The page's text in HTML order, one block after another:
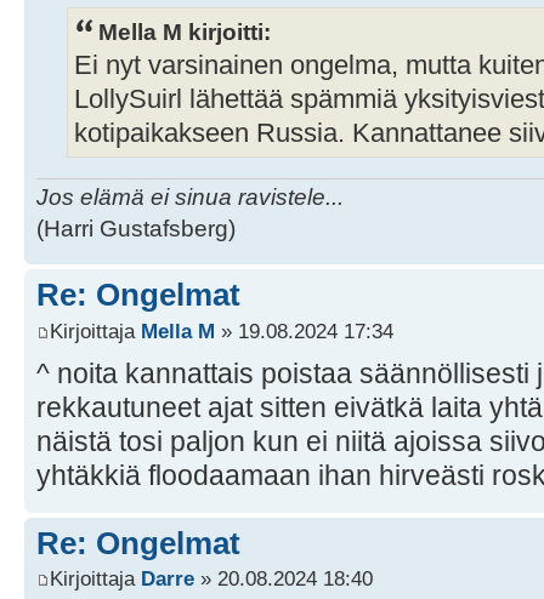
Mella M kirjoitti:
Ei nyt varsinainen ongelma, mutta
LollySuirl lähettää spämmiä
kotipaikakseen Russia. Kannattanee
Jos elämä ei sinua ravistele...
(Harri Gustafsberg)
Re: Ongelmat
Kirjoittaja Mella M » 19.08.2024 17:34
^ noita kannattais poistaa säännöllisesti
rekkautuneet ajat sitten eivätkä laita
näistä tosi paljon kun ei niitä ajoissa
yhtäkkiä floodaamaan ihan hirveästi
Re: Ongelmat
Kirjoittaja Darre » 20.08.2024 18:40